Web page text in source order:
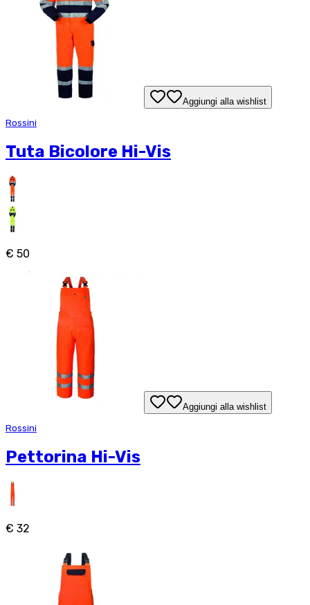
Aggiungi alla wishlist
Rossini
Tuta Bicolore Hi-Vis
€ 50
Aggiungi alla wishlist
Rossini
Pettorina Hi-Vis
€ 32